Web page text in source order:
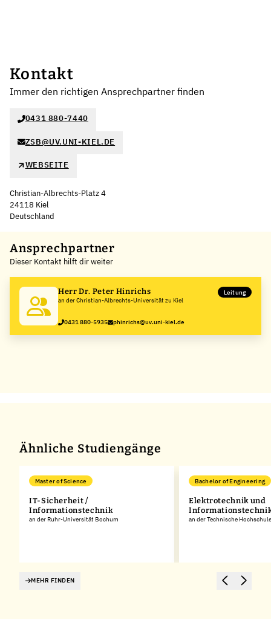
Kontakt
Immer den richtigen Ansprechpartner finden
0431 880-7440
ZSB@UV.UNI-KIEL.DE
WEBSEITE
Christian-Albrechts-Platz 4
24118 Kiel
Deutschland
+
−
Ansprechpartner
Dieser Kontakt hilft dir weiter
Herr Dr. Peter Hinrichs
an der Christian-Albrechts-Universität zu Kiel
Leitung
0431 880-5935 phinrichs@uv.uni-kiel.de
Ähnliche Studiengänge
Master of Science
IT-Sicherheit /
Informationstechnik
an der Ruhr-Universität Bochum
Bachelor of Engineering
Elektrotechnik und
an der Technische
MEHR FINDEN